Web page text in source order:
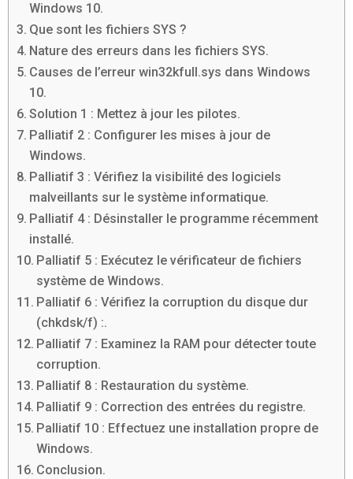
Windows 10.
Que sont les fichiers SYS ?
Nature des erreurs dans les fichiers SYS.
Causes de l’erreur win32kfull.sys dans Windows
10.
Solution 1 : Mettez à jour les pilotes.
Palliatif 2 : Configurer les mises à jour de
Windows.
Palliatif 3 : Vérifiez la visibilité des logiciels
malveillants sur le système informatique.
Palliatif 4 : Désinstaller le programme récemment
installé.
Palliatif 5 : Exécutez le vérificateur de fichiers
système de Windows.
Palliatif 6 : Vérifiez la corruption du disque dur
(chkdsk/f) :.
Palliatif 7 : Examinez la RAM pour détecter toute
corruption.
Palliatif 8 : Restauration du système.
Palliatif 9 : Correction des entrées du registre.
Palliatif 10 : Effectuez une installation propre de
Windows.
Conclusion.